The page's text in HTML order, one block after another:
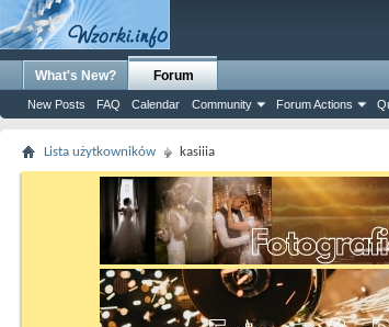
What's New? Forum
New Posts FAQ Calendar Community Forum Actions
Lista użytkowników kasiiia